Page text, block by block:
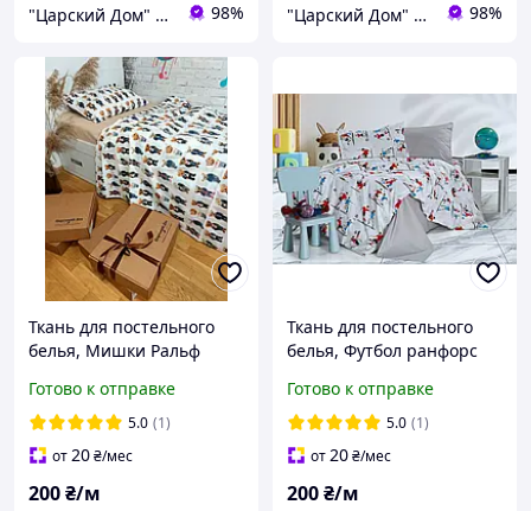
"Царский Дом" - производитель постельного белья из натуральных тканей 98% "Царский Дом" - производитель постельного белья из натуральных тканей 98%
Ткань для постельного
белья, Мишки Ральф
Lauren) ранфорс Lux
(хлопок) Турция
Готово к отправке
5.0 (1)
от20₴/мес
200₴/м
Ткань для постельного
белья, Футбол ранфорс
Готово к отправке
5.0 (1)
от20₴/мес
200₴/м